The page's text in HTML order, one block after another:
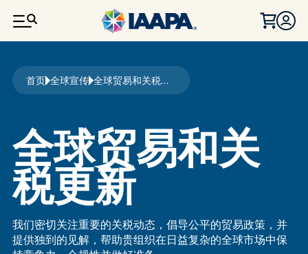
跳转到主要内容
面包屑
首页 全球宣传 全球贸易和关税更新
全球贸易和关
税更新
我们密切关注重要的关税动态，倡导公平的贸易政策，并
提供独到的见解，帮助贵组织在日益复杂的全球市场中保